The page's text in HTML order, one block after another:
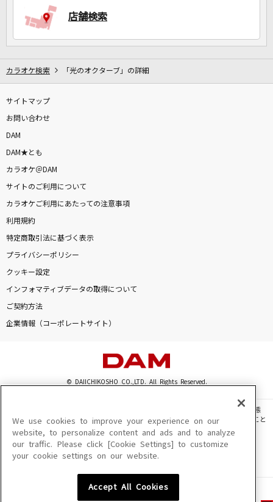
店舗検索
カラオケ検索 「光のオクターブ」の詳細
サイトマップ
お問い合わせ
DAM
DAM★とも
カラオケ＠DAM
サイトのご利用について
カラオケご利用にあたっての注意事項
利用規約
特定商取引法に基づく表示
プライバシーポリシー
クッキー設定
インフォマティブデータの取得について
ご契約方法
企業情報（コーポレートサイト）
© DAIICHIKOSHO CO.,LTD. All Rights Reserved.
このサイトに掲載されている一切の文章・画像・写真・動画・音声等を、手段や形態
を問わず、著作権法の定める範囲を超えて無断で複製、転載、ファイル化などすること
を禁じます。
楽曲及びコンテンツは、機種によりご利用いただけない場合があります。
楽曲及びコンテンツの配信日、配信内容が変更になる場合があります。
We use cookies to improve your experience on our
website, to personalize content and ads and to analyze
our traffic. Please click [Cookie Settings] to customize
your cookie settings on our website.
Accept All Cookies